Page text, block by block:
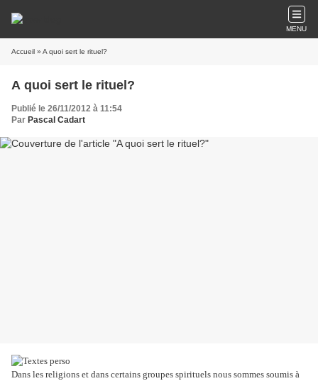
MENU
Accueil » A quoi sert le rituel?
A quoi sert le rituel?
Publié le 26/11/2012 à 11:54
Par Pascal Cadart
Dans les religions et dans certains groupes spirituels nous sommes soumis à